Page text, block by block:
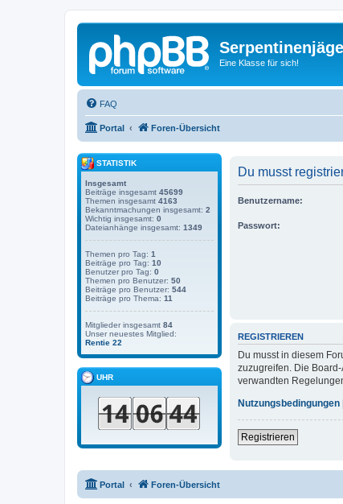
Eine Klasse für sich!
FAQ
Portal Foren-Übersicht
Du musst
Benutzername:
Passwort:
REGISTRIEREN
Du musst in diesem
zuzugreifen. Die
verwandten
Nutzungsbedingungen
Registrieren
STATISTIK
Insgesamt
Beiträge insgesamt 45699
Themen insgesamt 4163
Bekanntmachungen insgesamt: 2
Wichtig insgesamt: 0
Dateianhänge insgesamt: 1349
Themen pro Tag: 1
Beiträge pro Tag: 10
Benutzer pro Tag: 0
Themen pro Benutzer: 50
Beiträge pro Benutzer: 544
Beiträge pro Thema: 11
Mitglieder insgesamt 84
Unser neuestes Mitglied:
Rentie 22
UHR
Portal Foren-Übersicht